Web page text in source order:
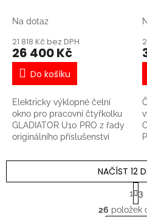
Na dotaz
21 818 Kč bez DPH
26 400 Kč
Do košíku
Elektricky výklopné čelní
okno pro pracovní čtyřkolku
GLADIATOR U10 PRO z řady
originálního příslušenství
ostřikovačem]
(http://eshop.journeyman.cz/
pro-sterac-a-ostrikovac-
O
NAČÍST 12
S
t
r
1
3
26 položek